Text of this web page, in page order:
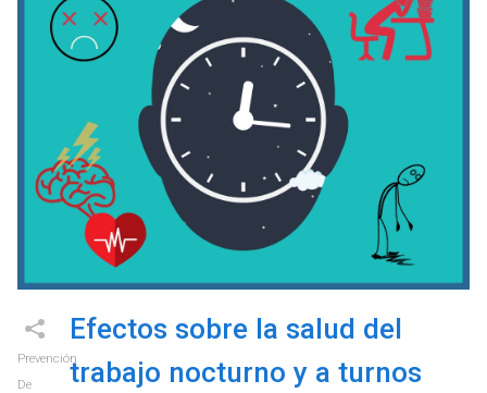
Prevención
De
Efectos sobre la salud del
trabajo nocturno y a turnos